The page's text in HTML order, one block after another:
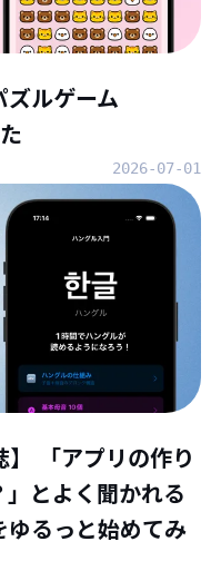
ズルゲーム
2026-07-01
】 「アプリの作り
とよく聞かれる
ゆるっと始めてみ